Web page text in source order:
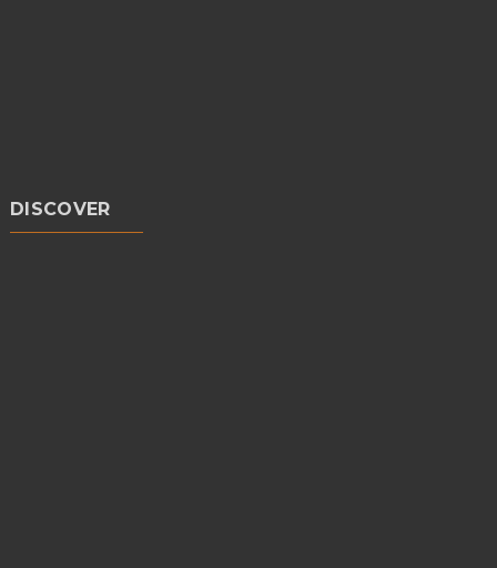
DISCOVER